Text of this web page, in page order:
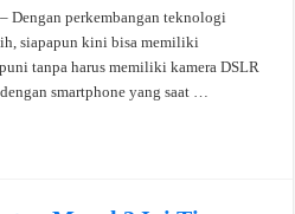
Dengan perkembangan teknologi
siapapun kini bisa memiliki
tanpa harus memiliki kamera DSLR
smartphone yang saat …